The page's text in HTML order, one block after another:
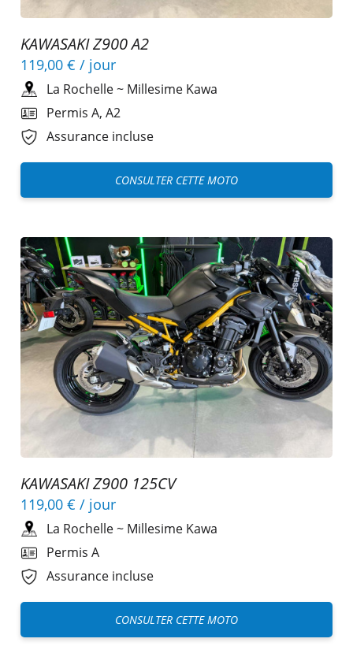
KAWASAKI Z900 A2
119,00 € / jour
La Rochelle~ Millesime Kawa
Permis A, A2
Assurance incluse
CONSULTER CETTE MOTO
KAWASAKI Z900 125CV
119,00 € / jour
La Rochelle~ Millesime Kawa
Permis A
Assurance incluse
CONSULTER CETTE MOTO